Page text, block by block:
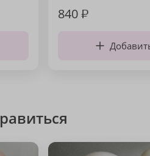
840₽